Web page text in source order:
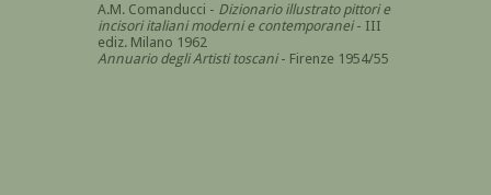
A.M. Comanducci - Dizionario illustrato pittori e
incisori italiani moderni e contemporanei- III
ediz. Milano 1962
Annuario degli Artisti toscani- Firenze 1954/55